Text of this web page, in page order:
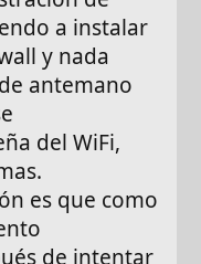
a instalar
y nada
antemano
del WiFi,
es que como
de intentar